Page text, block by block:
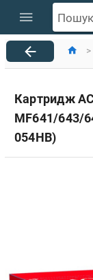
Пошук
>
Картридж
MF641/643/
054HB)